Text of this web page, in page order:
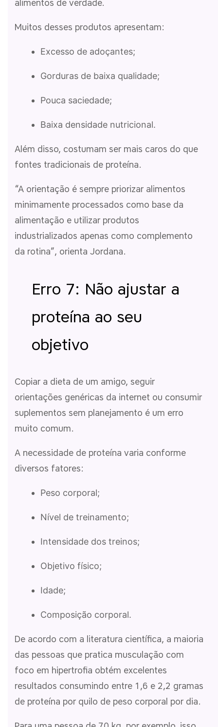
alimentos de verdade.
Muitos desses produtos apresentam:
Excesso de adoçantes;
Gorduras de baixa qualidade;
Pouca saciedade;
Baixa densidade nutricional.
Além disso, costumam ser mais caros do que
fontes tradicionais de proteína.
“A orientação é sempre priorizar alimentos
minimamente processados como base da
alimentação e utilizar produtos
industrializados apenas como complemento
da rotina”, orienta Jordana.
Erro 7: Não ajustar a
proteína ao seu
objetivo
Copiar a dieta de um amigo, seguir
orientações genéricas da internet ou consumir
suplementos sem planejamento é um erro
muito comum.
A necessidade de proteína varia conforme
diversos fatores:
Peso corporal;
Nível de treinamento;
Intensidade dos treinos;
Objetivo físico;
Idade;
Composição corporal.
De acordo com a literatura científica, a maioria
das pessoas que pratica musculação com
foco em hipertrofia obtém excelentes
resultados consumindo entre 1,6 e 2,2 gramas
de proteína por quilo de peso corporal por dia.